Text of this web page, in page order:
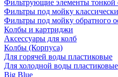
Фильтрующие элементы тонкой
Фильтры под мойку
Фильтры под мойку обратного
Колбы и картриджи
Аксессуары для колб
Колбы (Корпуса)
Для горячей воды пластиковые
Для холодной воды пластиковые
Big Blue